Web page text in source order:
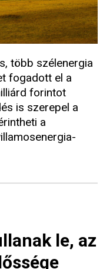
több szélenergia
fogadott el a
forintot
is szerepel a
a
le, az